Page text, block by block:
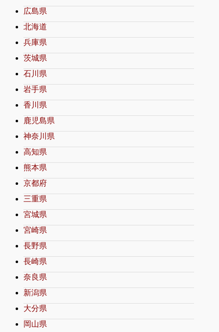
広島県
北海道
兵庫県
茨城県
石川県
岩手県
香川県
鹿児島県
神奈川県
高知県
熊本県
京都府
三重県
宮城県
宮崎県
長野県
長崎県
奈良県
新潟県
大分県
岡山県